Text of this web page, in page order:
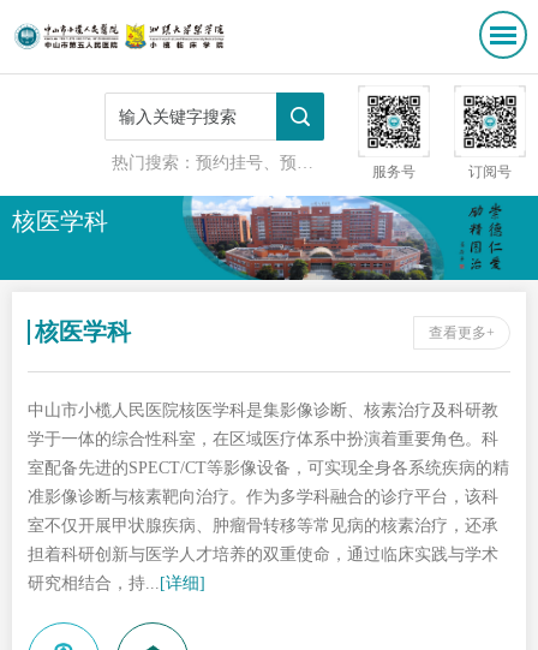
热门搜索：预约挂号、预防接种 服务号 订阅号
核医学科
查看更多+
核医学科
中山市小榄人民医院核医学科是集影像诊断、核素治疗及科研教
学于一体的综合性科室，在区域医疗体系中扮演着重要角色。科
室配备先进的SPECT/CT等影像设备，可实现全身各系统疾病的精
准影像诊断与核素靶向治疗。作为多学科融合的诊疗平台，该科
室不仅开展甲状腺疾病、肿瘤骨转移等常见病的核素治疗，还承
担着科研创新与医学人才培养的双重使命，通过临床实践与学术
研究相结合，持... [详细]